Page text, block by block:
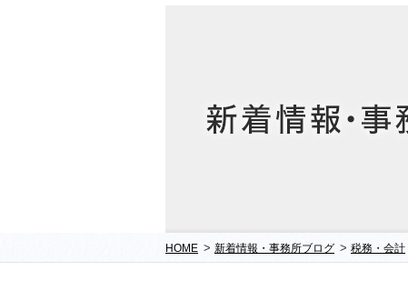
HOME > 新着情報・事務所ブログ > 税務・会計